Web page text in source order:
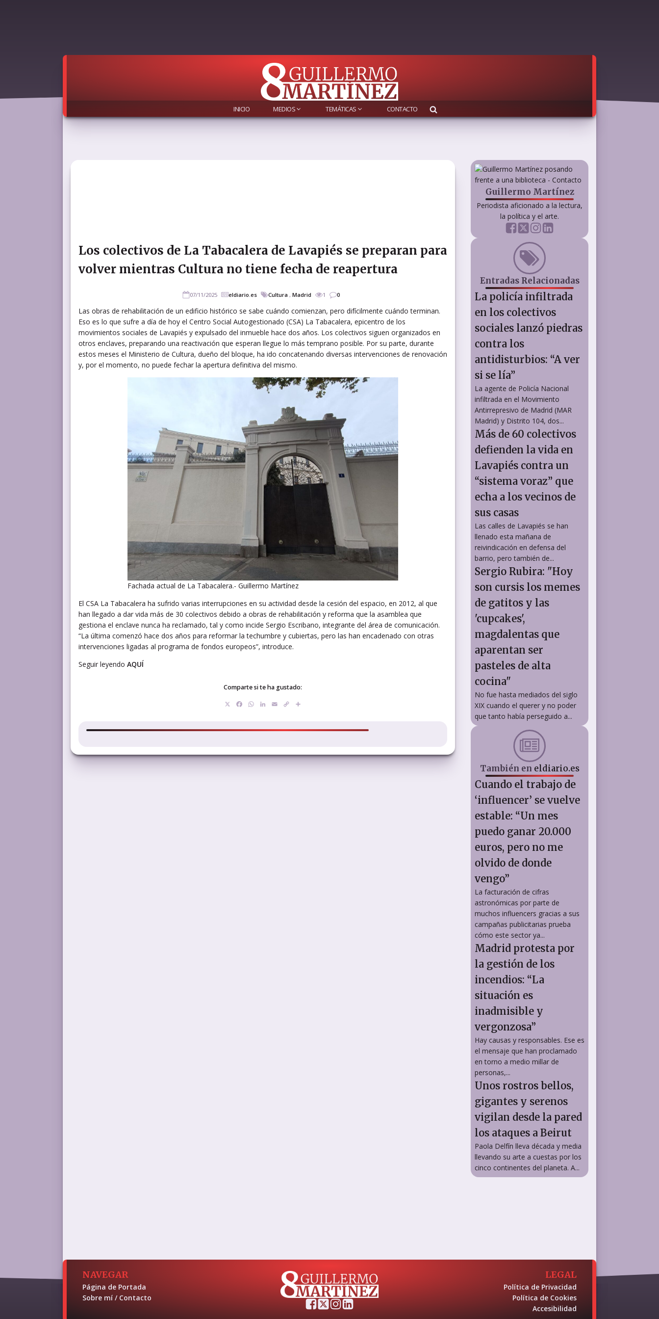
INICIO MEDIOS TEMÁTICAS CONTACTO
Los colectivos de La Tabacalera de Lavapiés se preparan para
volver mientras Cultura no tiene fecha de reapertura
07/11/2025 eldiario.es Cultura , Madrid 1 0
Las obras de rehabilitación de un edificio histórico se sabe cuándo comienzan, pero difícilmente cuándo terminan.
Eso es lo que sufre a día de hoy el Centro Social Autogestionado (CSA) La Tabacalera, epicentro de los
movimientos sociales de Lavapiés y expulsado del inmueble hace dos años. Los colectivos siguen organizados en
otros enclaves, preparando una reactivación que esperan llegue lo más temprano posible. Por su parte, durante
estos meses el Ministerio de Cultura, dueño del bloque, ha ido concatenando diversas intervenciones de renovación
y, por el momento, no puede fechar la apertura definitiva del mismo.
Fachada actual de La Tabacalera.- Guillermo Martínez
El CSA La Tabacalera ha sufrido varias interrupciones en su actividad desde la cesión del espacio, en 2012, al que
han llegado a dar vida más de 30 colectivos debido a obras de rehabilitación y reforma que la asamblea que
gestiona el enclave nunca ha reclamado, tal y como incide Sergio Escribano, integrante del área de comunicación.
“La última comenzó hace dos años para reformar la techumbre y cubiertas, pero las han encadenado con otras
intervenciones ligadas al programa de fondos europeos”, introduce.
Seguir leyendo AQUÍ
Comparte si te ha gustado:
Facebook
WhatsApp
LinkedIn
EmailCopy
Guillermo Martínez
Periodista aficionado a la lectura,
la política y el arte.
Entradas Relacionadas
La policía infiltrada
en los colectivos
sociales lanzó piedras
contra los
antidisturbios: “A ver
si se lía”
La agente de Policía Nacional
infiltrada en el Movimiento
Antirrepresivo de Madrid (MAR
Madrid) y Distrito 104, dos...
Más de 60 colectivos
defienden la vida en
Lavapiés contra un
“sistema voraz” que
echa a los vecinos de
sus casas
Las calles de Lavapiés se han
llenado esta mañana de
reivindicación en defensa del
barrio, pero también de...
Sergio Rubira: "Hoy
son cursis los memes
de gatitos y las
'cupcakes',
magdalentas que
aparentan ser
pasteles de alta
cocina"
No fue hasta mediados del siglo
XIX cuando el querer y no poder
que tanto había perseguido a...
También en eldiario.es
Cuando el trabajo de
‘influencer’ se vuelve
estable: “Un mes
puedo ganar 20.000
euros, pero no me
olvido de donde
vengo”
La facturación de cifras
astronómicas por parte de
muchos influencers gracias a sus
campañas publicitarias prueba
cómo este sector ya...
Madrid protesta por
la gestión de los
incendios: “La
situación es
inadmisible y
vergonzosa”
Hay causas y responsables. Ese es
el mensaje que han proclamado
en torno a medio millar de
personas,...
Unos rostros bellos,
gigantes y serenos
vigilan desde la pared
los ataques a Beirut
Paola Delfín lleva década y media
llevando su arte a cuestas por los
cinco continentes del planeta. A...
NAVEGAR
Página de Portada
Sobre mí / Contacto
LEGAL
Política de Privacidad
Política de Cookies
Accesibilidad